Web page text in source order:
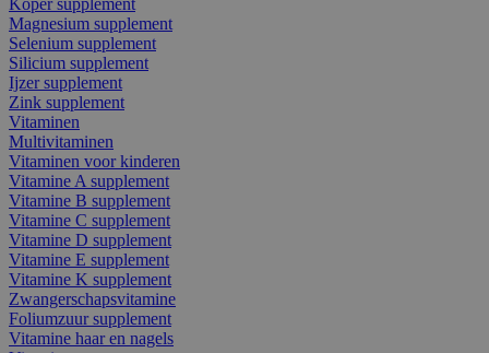
Magnesium supplement
Selenium supplement
Silicium supplement
Ijzer supplement
Zink supplement
Vitaminen
Multivitaminen
Vitaminen voor kinderen
Vitamine A supplement
Vitamine B supplement
Vitamine C supplement
Vitamine D supplement
Vitamine E supplement
Vitamine K supplement
Zwangerschapsvitamine
Foliumzuur supplement
Vitamine haar en nagels